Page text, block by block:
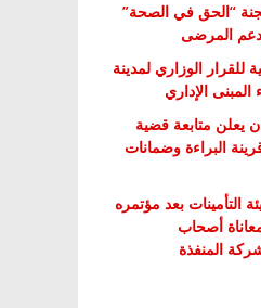
“الحق في الصحة”
المرضى
للقرار الوزاري لمدينة
الإداري
يعلن متابعة قضية
البراءة وضمانات
التأمينات بعد مؤتمره
أصحاب
المنفذة